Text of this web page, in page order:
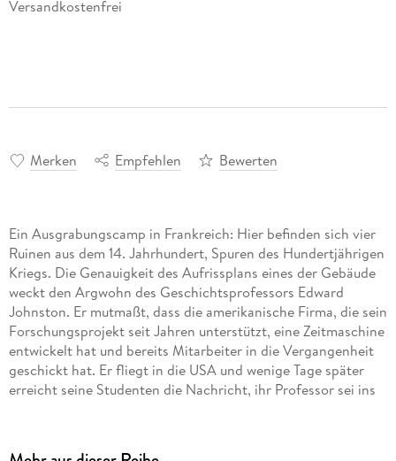
Versandkostenfrei
Merken Empfehlen Bewerten
Ein Ausgrabungscamp in Frankreich: Hier befinden sich vier
Ruinen aus dem 14. Jahrhundert, Spuren des Hundertjährigen
Kriegs. Die Genauigkeit des Aufrissplans eines der Gebäude
weckt den Argwohn des Geschichtsprofessors Edward
Johnston. Er mutmaßt, dass die amerikanische Firma, die sein
Forschungsprojekt seit Jahren unterstützt, eine Zeitmaschine
entwickelt hat und bereits Mitarbeiter in die Vergangenheit
geschickt hat. Er fliegt in die USA und wenige Tage später
erreicht seine Studenten die Nachricht, ihr Professor sei ins